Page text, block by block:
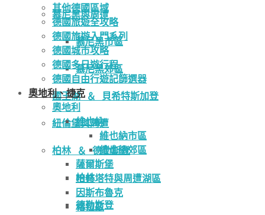
慕尼黑與周遭
慕尼黑市區
慕尼黑郊區
國王湖 ＆ 貝希特斯加登
紐倫堡與周遭
柏林 ＆ 德勒斯登
柏林
德勒斯登
其他德國區域
德國旅遊全攻略
德國旅遊入門系列
德國城市攻略
德國多日遊行程
德國自由行遊記篩選器
奧地利、捷克
奧地利
維也納
維也納市區
維也納郊區
薩爾斯堡
哈修塔特與周遭湖區
因斯布魯克
格拉茲